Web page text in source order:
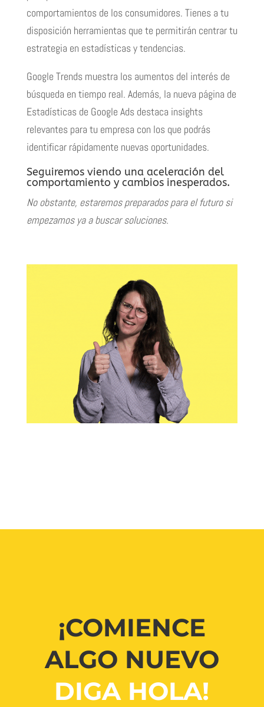
comportamientos de los consumidores. Tienes a tu
disposición herramientas que te permitirán centrar tu
estrategia en estadísticas y tendencias.
Google Trends muestra los aumentos del interés de
búsqueda en tiempo real. Además, la nueva página de
Estadísticasde Google Ads destaca insights
relevantes para tu empresa con los que podrás
identificar rápidamente nuevas oportunidades.
Seguiremos viendo una aceleración del
comportamiento y cambios inesperados.
No obstante, estaremos preparados para el futuro si
empezamos ya a buscar soluciones.
¡COMIENCE
ALGO NUEVO
DIGA HOLA!